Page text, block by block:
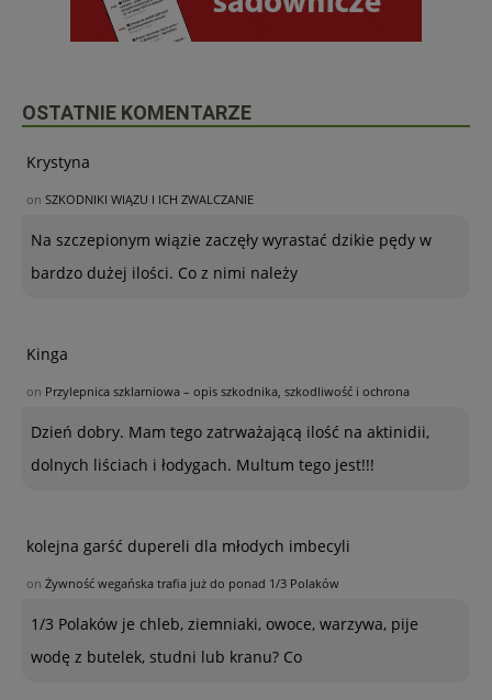
OSTATNIE KOMENTARZE
Krystyna
on SZKODNIKI WIĄZU I ICH ZWALCZANIE
Na szczepionym wiązie zaczęły wyrastać dzikie pędy w
bardzo dużej ilości. Co z nimi należy
Kinga
on Przylepnica szklarniowa – opis szkodnika, szkodliwość i ochrona
Dzień dobry. Mam tego zatrważającą ilość na aktinidii,
dolnych liściach i łodygach. Multum tego jest!!!
kolejna garść dupereli dla młodych imbecyli
on Żywność wegańska trafia już do ponad 1/3 Polaków
1/3 Polaków je chleb, ziemniaki, owoce, warzywa, pije
wodę z butelek, studni lub kranu? Co